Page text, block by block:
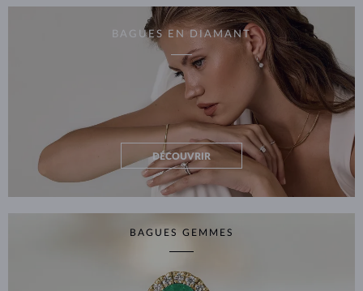
BAGUES EN DIAMANT
DÉCOUVRIR
BAGUES GEMMES